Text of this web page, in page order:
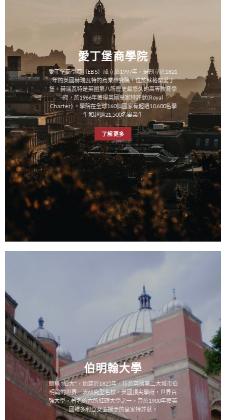
愛丁堡商學院
愛丁堡商學院（EBS）成立於1997年，是創立於1821
年的英國赫瑞瓦特的商業研究院，位於蘇格蘭愛丁
堡。赫瑞瓦特是英國第八所歷史最悠久的高等教育學
府，於1966年獲得英國皇家特許狀(Royal
Charter) 。學院在全球160個國家有超過10,600名學
生和超過21,500名畢業生
了解更多
伯明翰大學
簡稱 "伯大"，始建於1825年，位於英國第二大城市伯
明翰的世界一流研究型名校，英國頂尖學府，世界百
強大學，著名的六所紅磚大學之一，曾於1900年獲英
國維多利亞女王授予的皇家特許狀。